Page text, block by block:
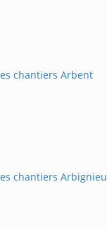
chantiers Arbent
chantiers Arbignieu